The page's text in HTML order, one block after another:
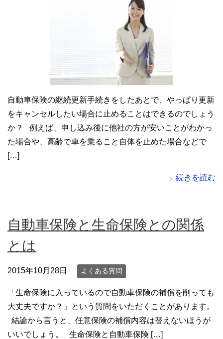
自動車保険の継続更新手続きをしたあとで、やっぱり更新
をキャンセルしたい場合に止めることはできるのでしょう
か？ 例えば、申し込み後に他社の方が安いことがわかっ
た場合や、高齢で車を乗ること自体を止めた場合などで
[…]
続きを読む
自動車保険と生命保険との関係
とは
2015年10月28日 よくある質問
「生命保険に入っているので自動車保険の補償を削っても
大丈夫ですか？」という質問をいただくことがあります。
結論から言うと、任意保険の補償内容は替えないほうが
いいでしょう。 生命保険と自動車保険 […]